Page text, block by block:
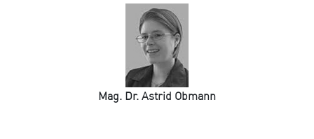
Mag. Dr. Astrid Obmann